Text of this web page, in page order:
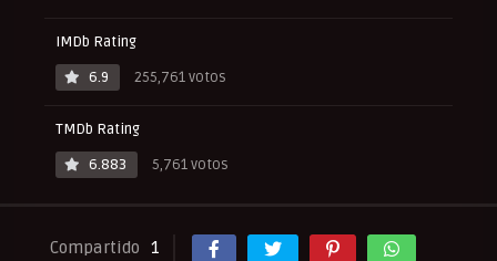
IMDb Rating
6.9
255,761 votos
TMDb Rating
6.883
5,761 votos
Compartido 1